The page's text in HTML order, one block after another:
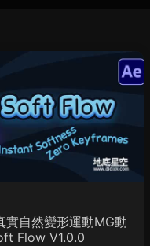
實自然變形運動MG動
Flow V1.0.0